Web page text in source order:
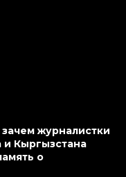
журналистки
и Кыргызстана
о